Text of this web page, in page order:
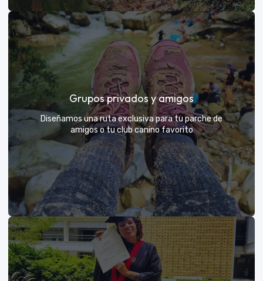
Días de Campo para Empresas
El mejor beneficio para tu equipo: compartir con sus
exploradores y fortalecer lazos rodeados de
naturaleza
VER MÁS
Grupos privados y amigos
Diseñamos una ruta exclusiva para tu parche de
amigos o tu club canino favorito